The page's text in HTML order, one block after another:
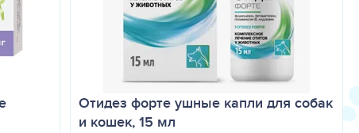
Отидез форте ушные капли для собак
и кошек, 15 мл